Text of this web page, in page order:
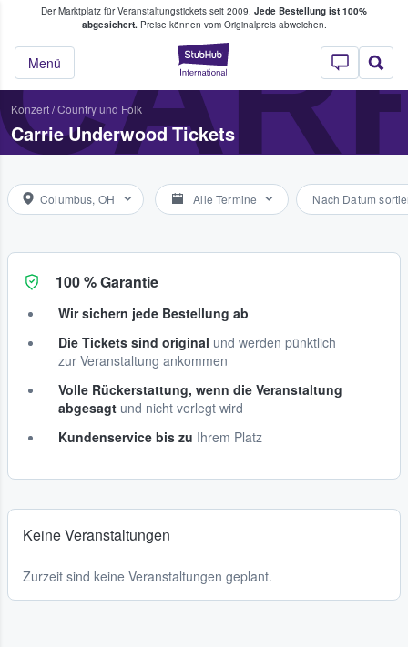
Der Marktplatz für Veranstaltungstickets seit 2009. Jede Bestellung ist 100%
abgesichert.Preise können vom Originalpreis abweichen.
StubHub - Wo
Menü
Tickets kaufen & verkaufen
Konzert/Country und Folk
Carrie Underwood Tickets
Columbus, OH Alle Termine Nach Datum
100 % Garantie
Wir sichern jede Bestellung ab
Die Tickets sind original und werden pünktlich
zur Veranstaltung ankommen
Volle Rückerstattung, wenn die Veranstaltung
abgesagt und nicht verlegt wird
Kundenservice bis zu Ihrem Platz
Keine Veranstaltungen
Zurzeit sind keine Veranstaltungen geplant.